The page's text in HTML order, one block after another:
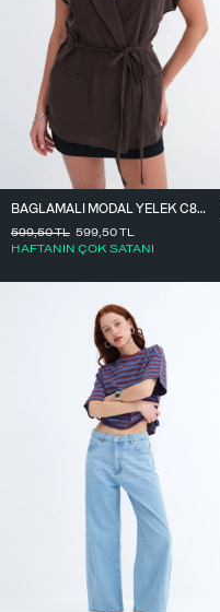
BAĞLAMALI MODAL YELEK C8021
599,50TL
HAFTANIN ÇOK SATANI
599,50TL